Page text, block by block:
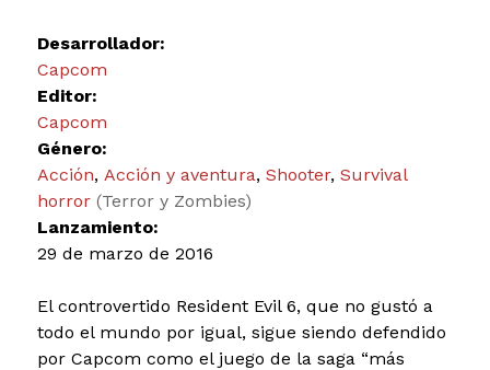
Desarrollador:
Capcom
Editor:
Capcom
Género:
Acción, Acción y aventura, Shooter, Survival
horror (Terror y Zombies)
Lanzamiento:
29 de marzo de 2016
El controvertido Resident Evil 6, que no gustó a
todo el mundo por igual, sigue siendo defendido
por Capcom como el juego de la saga “más